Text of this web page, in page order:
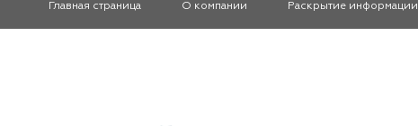
Главная страница О компании Раскрытие информации